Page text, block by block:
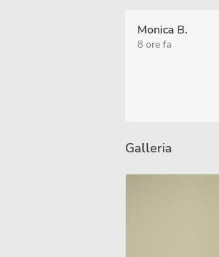
Monica B.
8 ore fa
Galleria